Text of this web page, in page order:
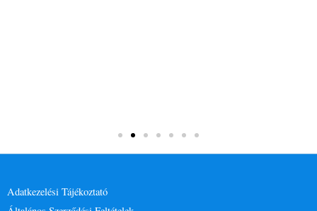
Adatkezelési Tájékoztató